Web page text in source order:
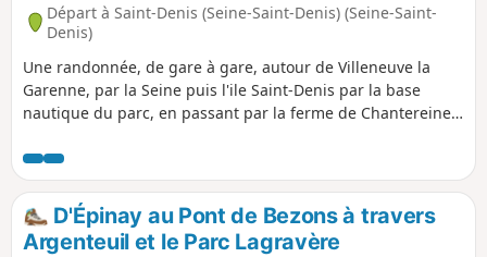
Départ à Saint-Denis (Seine-Saint-Denis) (Seine-Saint-
Denis)
Une randonnée, de gare à gare, autour de Villeneuve la
Garenne, par la Seine puis l'ile Saint-Denis par la base
nautique du parc, en passant par la ferme de Chantereine
sans trop de distance et de dénivelé.
D'Épinay au Pont de Bezons à travers
Argenteuil et le Parc Lagravère